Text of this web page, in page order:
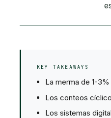
KEY TAKEAWAYS
La merma de 1-
Los conteos
Los sistemas